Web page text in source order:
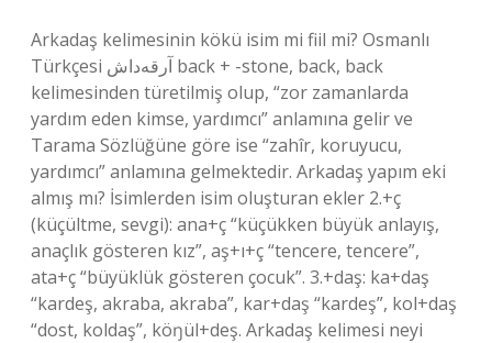
Arkadaş kelimesinin kökü isim mi fiil mi? Osmanlı
Türkçesi آرقه‌داش back + -stone, back, back
kelimesinden türetilmiş olup, “zor zamanlarda
yardım eden kimse, yardımcı” anlamına gelir ve
Tarama Sözlüğüne göre ise “zahîr, koruyucu,
yardımcı” anlamına gelmektedir. Arkadaş yapım eki
almış mı? İsimlerden isim oluşturan ekler 2.+ç
(küçültme, sevgi): ana+ç “küçükken büyük anlayış,
anaçlık gösteren kız”, aş+ı+ç “tencere, tencere”,
ata+ç “büyüklük gösteren çocuk”. 3.+daş: ka+daş
“kardeş, akraba, akraba”, kar+daş “kardeş”, kol+daş
“dost, koldaş”, köŋül+deş. Arkadaş kelimesi neyi